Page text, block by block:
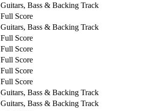
Guitars, Bass & Backing Track
Full Score
Guitars, Bass & Backing Track
Full Score
Full Score
Full Score
Full Score
Full Score
Guitars, Bass & Backing Track
Guitars, Bass & Backing Track